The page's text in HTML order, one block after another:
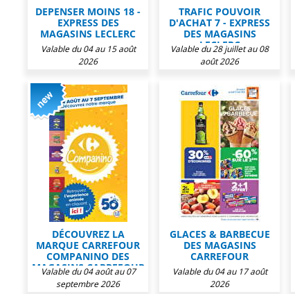
DEPENSER MOINS 18 -
EXPRESS DES
MAGASINS LECLERC
Valable du 04 au 15 août
2026
TRAFIC POUVOIR
D'ACHAT 7 - EXPRESS
DES MAGASINS
LECLERC
Valable du 28 juillet au 08
août 2026
DÉCOUVREZ LA
MARQUE CARREFOUR
COMPANINO DES
MAGASINS CARREFOUR
Valable du 04 août au 07
septembre 2026
GLACES & BARBECUE
DES MAGASINS
CARREFOUR
Valable du 04 au 17 août
2026